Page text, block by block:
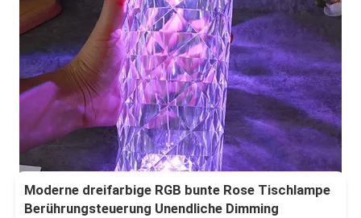
Moderne dreifarbige RGB bunte Rose Tischlampe
Berührungsteuerung Unendliche Dimming